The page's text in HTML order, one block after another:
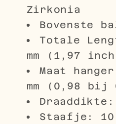
Zirkonia
Bovenste
Totale
mm (1,97
Maat
mm (0,98 bij
Draaddikte:
Staafje: 10